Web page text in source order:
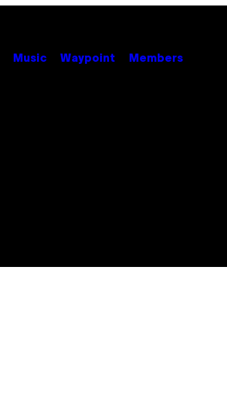
Music Waypoint Members